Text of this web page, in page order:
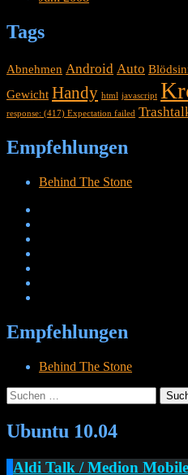
Tags
Abnehmen Android Auto
Gewicht Handy html javascript
response: (417) Expectation failed
Empfehlungen
Behind The Stone
Empfehlungen
Behind The Stone
Suche
nach:
Cetheus Blog
Ubuntu 10.04
Aldi Talk / Medion